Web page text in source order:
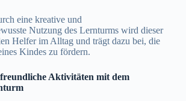
eine kreative und
Nutzung des Lernturms wird dieser
Helfer im Alltag und trägt dazu bei, die
Kindes zu fördern.
Aktivitäten mit dem